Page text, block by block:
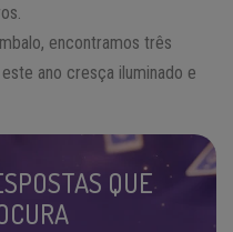
encontramos três
ano cresça iluminado e
QUE